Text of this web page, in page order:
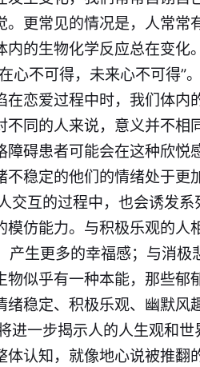
更常见的情况是，人常常
的生物化学反应总在变化
心不可得，未来心不可得”
恋爱过程中时，我们体内
同的人来说，意义并不相
碍患者可能会在这种欣悦
稳定的他们的情绪处于更
交互的过程中，也会诱发
仿能力。与积极乐观的人
生更多的幸福感；与消极
似乎有一种本能，那些郁
稳定、积极乐观、幽默风
进一步揭示人的人生观和
认知，就像地心说被推翻